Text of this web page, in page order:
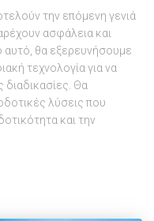
την επόμενη γενιά
ασφάλεια και
αυτό, θα εξερευνήσουμε
τεχνολογία για να
διαδικασίες. Θα
λύσεις που
και την